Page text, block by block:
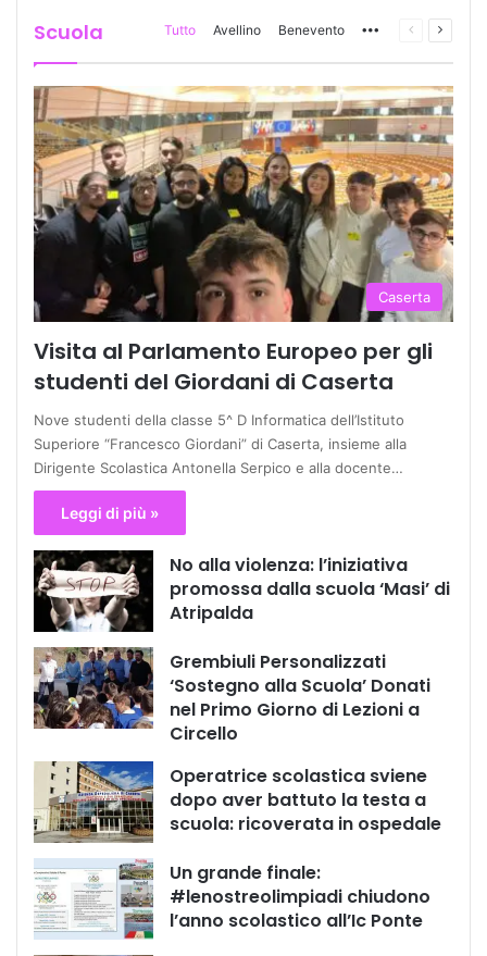
Scuola Tutto Avellino Benevento More Pagina
Caserta
Visita al Parlamento Europeo per gli
studenti del Giordani di Caserta
Nove studenti della classe 5^ D Informatica dell’Istituto
Superiore “Francesco Giordani” di Caserta, insieme alla
Dirigente Scolastica Antonella Serpico e alla docente…
Leggi di più »
No alla violenza: l’iniziativa
promossa dalla scuola ‘Masi’ di
Atripalda
Grembiuli Personalizzati
‘Sostegno alla Scuola’ Donati
nel Primo Giorno di Lezioni a
Circello
Operatrice scolastica sviene
dopo aver battuto la testa a
scuola: ricoverata in ospedale
Un grande finale:
#lenostreolimpiadi chiudono
l’anno scolastico all’Ic Ponte